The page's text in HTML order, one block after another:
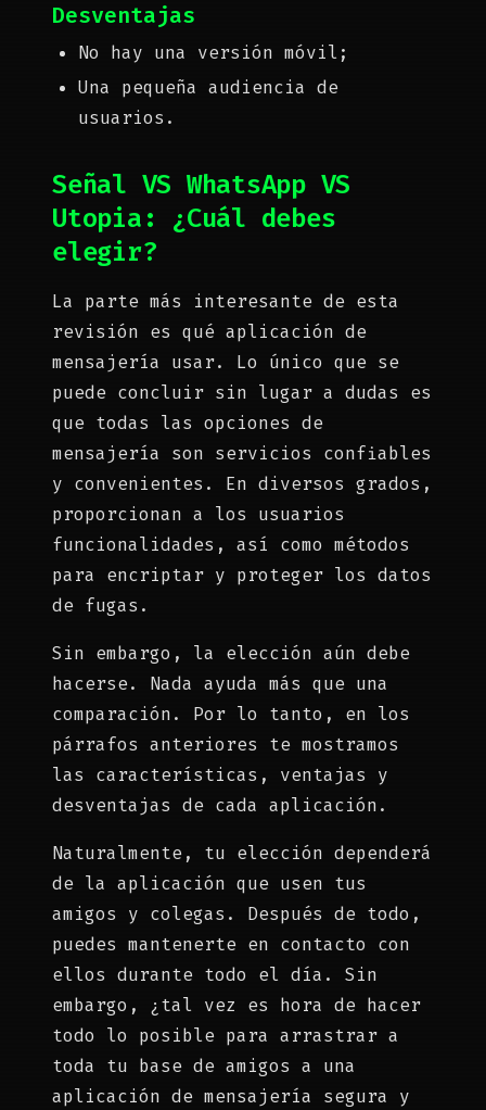
Desventajas
No hay una versión móvil;
Una pequeña audiencia de
usuarios.
Señal VS WhatsApp VS
Utopia: ¿Cuál debes
elegir?
La parte más interesante de esta
revisión es qué aplicación de
mensajería usar. Lo único que se
puede concluir sin lugar a dudas es
que todas las opciones de
mensajería son servicios confiables
y convenientes. En diversos grados,
proporcionan a los usuarios
funcionalidades, así como métodos
para encriptar y proteger los datos
de fugas.
Sin embargo, la elección aún debe
hacerse. Nada ayuda más que una
comparación. Por lo tanto, en los
párrafos anteriores te mostramos
las características, ventajas y
desventajas de cada aplicación.
Naturalmente, tu elección dependerá
de la aplicación que usen tus
amigos y colegas. Después de todo,
puedes mantenerte en contacto con
ellos durante todo el día. Sin
embargo, ¿tal vez es hora de hacer
todo lo posible para arrastrar a
toda tu base de amigos a una
aplicación de mensajería segura y